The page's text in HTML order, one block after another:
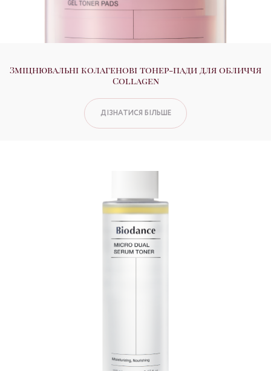
Зміцнювальні колагенові тонер-пади для обличчя
Collagen
ДІЗНАТИСЯ БІЛЬШЕ